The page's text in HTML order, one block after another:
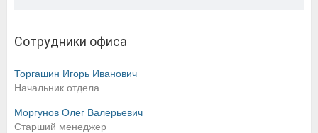
Сотрудники офиса
Торгашин Игорь Иванович
Начальник отдела
Моргунов Олег Валерьевич
Старший менеджер